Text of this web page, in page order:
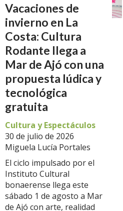
Vacaciones de
invierno en La
Costa: Cultura
Rodante llega a
Mar de Ajó con una
propuesta lúdica y
tecnológica
gratuita
Miguela Lucía Portales
Cultura y Espectáculos
30 de julio de 2026
El ciclo impulsado por el
Instituto Cultural
bonaerense llega este
sábado 1 de agosto a Mar
de Ajó con arte, realidad